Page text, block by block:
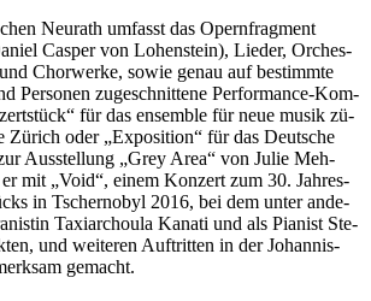
Neu­r­a­th um­fasst das Opern­frag­ment
Cas­per von Lo­hen­stein), Lie­der, Or­ches­
Chor­wer­ke, so­wie ge­nau auf be­stimm­te
Per­so­nen zu­ge­schnit­te­ne Per­for­mance-Kom­
für das en­sem­ble für neue mu­sik zü­
Zü­rich oder „Ex­po­si­ti­on“ für das Deut­sche
Aus­stel­lung „Grey Area“ von Ju­lie Meh­
mit „Void“, ei­nem Kon­zert zum 30. Jah­res­
in Tscher­no­byl 2016, bei dem un­ter an­de­
Taxi­ar­chou­la Ka­na­ti und als Pia­nist Ste­
und wei­te­ren Auf­trit­ten in der Jo­han­nis-
gemacht.